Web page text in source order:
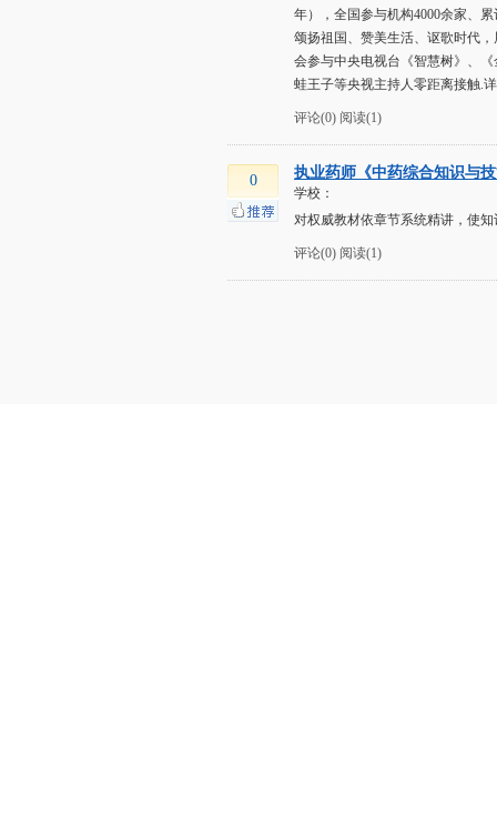
年），全国参与机构4000余家、
颂扬祖国、赞美生活、讴歌时代
会参与中央电视台《智慧树》、
蛙王子等央视主持人零距离接触.
评论(0) 阅读(1)
0 执业药师《中药综合知识与
学校：
对权威教材依章节系统精讲，使
评论(0) 阅读(1)